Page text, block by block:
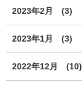
2023年2月 (3)
2023年1月 (3)
2022年12月 (10)